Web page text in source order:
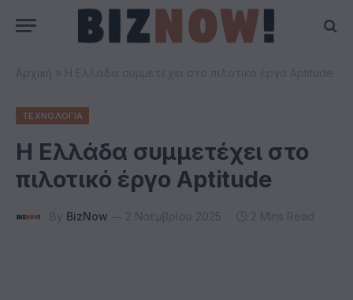
Αρχική
ΤΕΧΝΟΛΟΓΙΑ
Η Ελλάδα συμμετέχει στο
πιλοτικό έργο Aptitude
By BizNow 2 Νοεμβρίου 2025 2 Mins Read